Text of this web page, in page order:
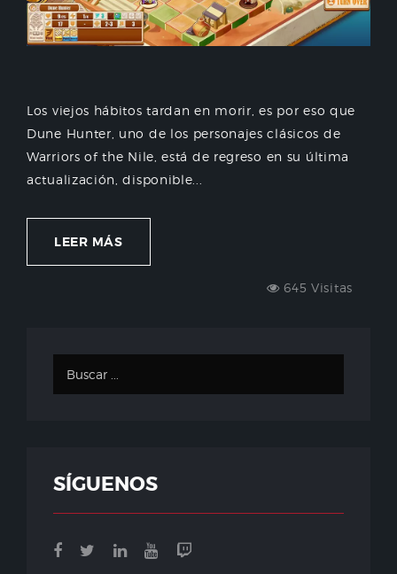
Los viejos hábitos tardan en morir, es por eso que
Dune Hunter, uno de los personajes clásicos de
Warriors of the Nile, está de regreso en su última
actualización, disponible...
LEER MÁS
645 Visitas
SÍGUENOS